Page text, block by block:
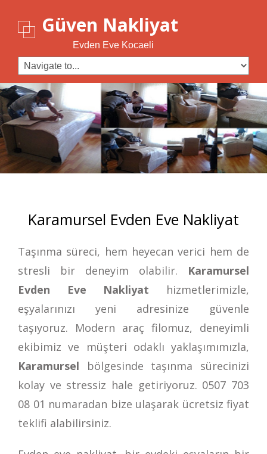
Güven Nakliyat
Evden Eve Kocaeli
Karamursel Evden Eve Nakliyat
Taşınma süreci, hem heyecan verici hem de
stresli bir deneyim olabilir. Karamursel
Evden Eve Nakliyat hizmetlerimizle,
eşyalarınızı yeni adresinize güvenle
taşıyoruz. Modern araç filomuz, deneyimli
ekibimiz ve müşteri odaklı yaklaşımımızla,
Karamursel bölgesinde taşınma sürecinizi
kolay ve stressiz hale getiriyoruz. 0507 703
08 01 numaradan bize ulaşarak ücretsiz fiyat
teklifi alabilirsiniz.